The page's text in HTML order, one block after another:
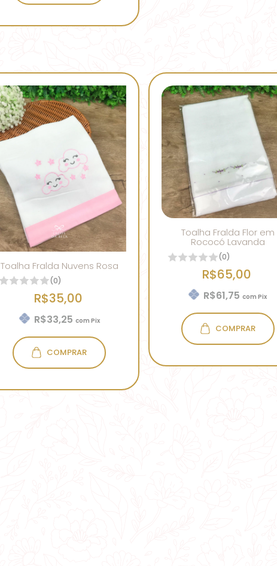
Toalha Fralda Nuvens Rosa
(0)
R$35,00
R$33,25 com Pix
COMPRAR
Toalha Fralda Flor em
Rococó Lavanda
(0)
R$65,00
R$61,75com Pix
COMPRAR